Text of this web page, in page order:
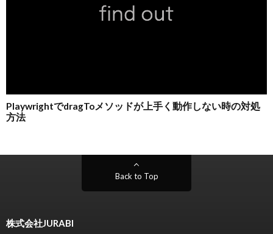
Back to Top
株式会社JURABI